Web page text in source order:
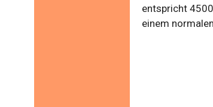
entspricht
einem